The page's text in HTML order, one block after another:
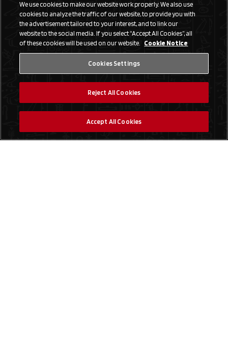
We use cookies to make our website work properly. We also use
cookies to analyze the traffic of our website, to provide you with
the advertisement tailored to your interest, and to link our
website to the social media. If you select “Accept All Cookies”, all
of these cookies will be used on our website. Cookie Notice
Cookies Settings
Reject All Cookies
Accept All Cookies